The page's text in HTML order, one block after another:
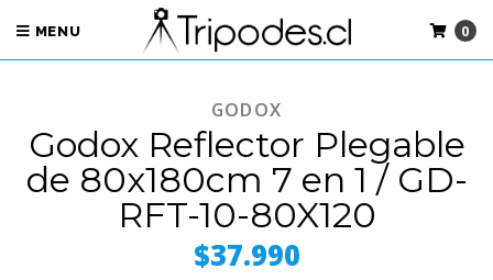
MENU 0
GODOX
Godox Reflector Plegable
de 80x180cm 7 en 1 / GD-
RFT-10-80X120
$37.990